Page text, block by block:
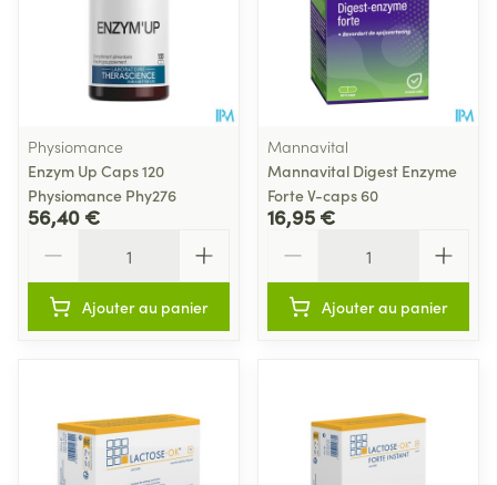
Physiomance
Enzym Up Caps 120
Physiomance Phy276
56,40 €
Ajouter au panier
Mannavital
Mannavital Digest Enzyme
Forte V-caps 60
16,95 €
Ajouter au panier